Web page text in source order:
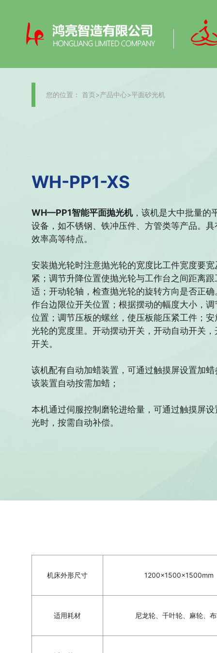
您的位置： 首页>产品中心>平面砂光机
WH-PP1-XS
WH—PP1智能平面抛光机，该机是大中批量的
设备，如不锈钢、铁冲压件、方管类等产品。
效率高等特点。
安装抛光轮时注意抛光轮的宽度比工件宽度要
紧；调节升降位置使抛光轮与工作台之间距离
适；开动轮轴，检查抛光轮的旋转方向是否正
作台边限位开关位置；根据摆动的幅度大小，
位置；调节压板的螺丝，使压板能压紧工件；
光轮的宽度里。开动摆动开关，开动自动开关
开关。
该机配有自动加蜡装置，可通过触摸屏设置加
该装置自动按需加蜡；
本机通过伺服控制磨轮进给量，可通过触摸屏
光时，按需自动补偿。
机床外形尺寸 1200×1500×1500mm
适用耗材 尼龙轮、千叶轮、麻轮、